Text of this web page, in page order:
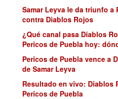
Samar Leyva le da triunfo a
contra Diablos Rojos
¿Qué canal pasa Diablos
Pericos de Puebla hoy:
Pericos de Puebla vence a
de Samar Leyva
Resultado en vivo: Diablos
Pericos de Puebla